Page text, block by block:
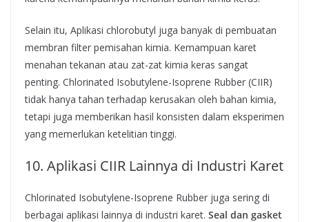
Selain itu, Aplikasi chlorobutyl juga banyak di pembuatan
membran filter pemisahan kimia. Kemampuan karet
menahan tekanan atau zat-zat kimia keras sangat
penting. Chlorinated Isobutylene-Isoprene Rubber (CIIR)
tidak hanya tahan terhadap kerusakan oleh bahan kimia,
tetapi juga memberikan hasil konsisten dalam eksperimen
yang memerlukan ketelitian tinggi.
10. Aplikasi CIIR Lainnya di Industri Karet
Chlorinated Isobutylene-Isoprene Rubber juga sering di
berbagai aplikasi lainnya di industri karet. Seal dan gasket